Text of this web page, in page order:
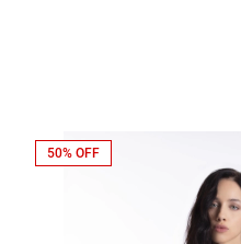
50% OFF